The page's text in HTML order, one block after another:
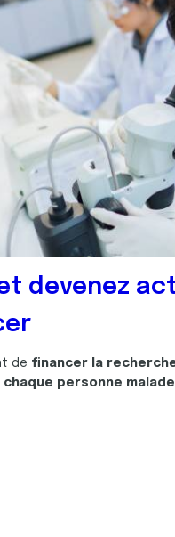
devenez
de financer la
chaque personne malade